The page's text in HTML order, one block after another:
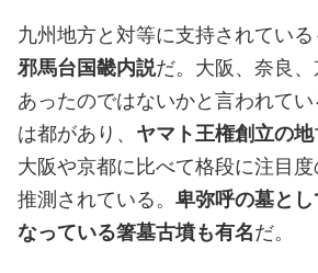
九州地方と対等に支持されている
邪馬台国畿内説だ。大阪、奈良
あったのではないかと言われて
は都があり、 ヤマト王権創立の地
大阪や京都に比べて格段に注目
推測されている。 卑弥呼の墓と
なっている箸墓古墳も有名だ。